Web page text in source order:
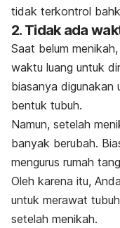
tidak terkontrol
2. Tidak ada
Saat belum
waktu luang untuk
biasanya digunakan
bentuk tubuh.
Namun, setelah
banyak berubah.
mengurus rumah
Oleh karena itu,
untuk merawat
setelah menikah.